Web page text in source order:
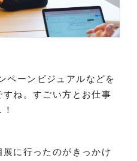
ペーンビジュアルなどを
ね。すごい方とお仕事
に行ったのがきっかけ